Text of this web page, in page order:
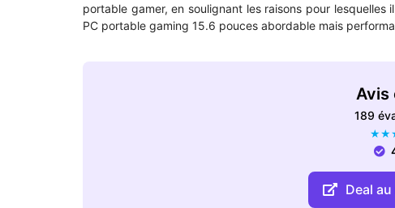
portable gamer, en soulignant les raisons pour
PC portable gaming 15.6 pouces abordable mais
Avis
189
★★
Deal